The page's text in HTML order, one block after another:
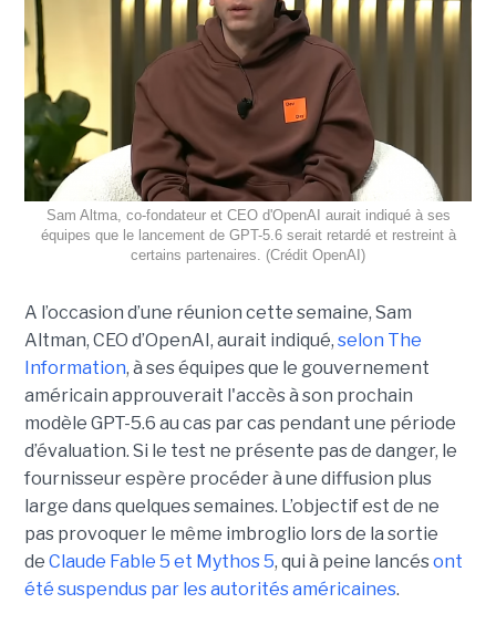
Sam Altma, co-fondateur et CEO d'OpenAI aurait indiqué à ses
équipes que le lancement de GPT-5.6 serait retardé et restreint à
certains partenaires. (Crédit OpenAI)
A l’occasion d’une réunion cette semaine, Sam
Altman, CEO d’OpenAI, aurait indiqué, selon The
Information, à ses équipes que le gouvernement
américain approuverait l'accès à son prochain
modèle GPT-5.6 au cas par cas pendant une période
d’évaluation. Si le test ne présente pas de danger, le
fournisseur espère procéder à une diffusion plus
large dans quelques semaines. L’objectif est de ne
pas provoquer le même imbroglio lors de la sortie
de Claude Fable 5 et Mythos 5, qui à peine lancésont
été suspendus par les autorités américaines.